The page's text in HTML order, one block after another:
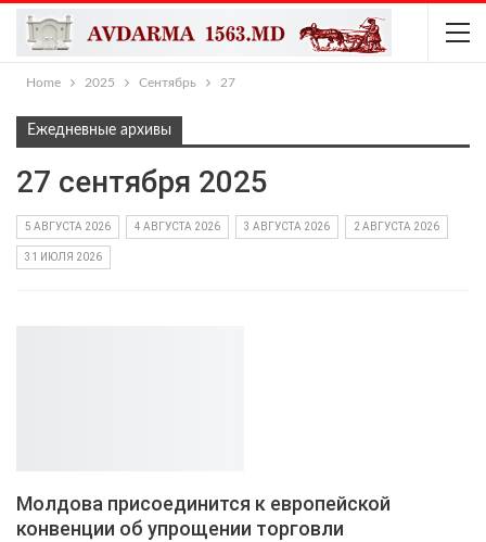
Home 2025 Сентябрь 27
Ежедневные архивы
27 сентября 2025
5 АВГУСТА 2026 4 АВГУСТА 2026 3 АВГУСТА 2026 2 АВГУСТА 2026
31 ИЮЛЯ 2026
Молдова присоединится к европейской
конвенции об упрощении торговли